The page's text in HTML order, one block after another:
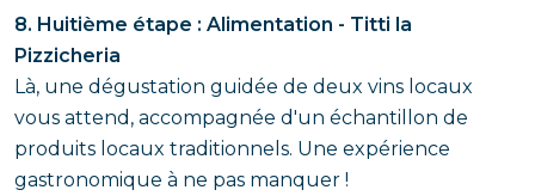
8. Huitième étape : Alimentation - Titti la
Pizzicheria
Là, une dégustation guidée de deux vins locaux
vous attend, accompagnée d'un échantillon de
produits locaux traditionnels. Une expérience
gastronomique à ne pas manquer !